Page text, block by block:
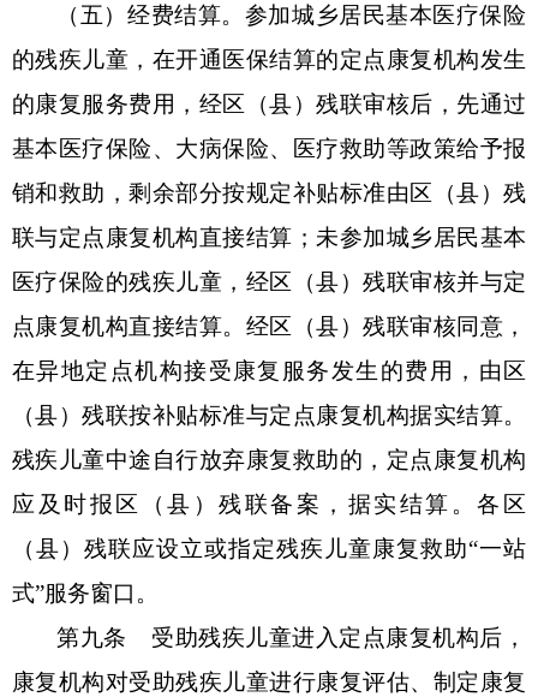
（五）经费结算。 参加城乡居民基本医疗保险
的残疾儿童，在开通医保结算的定点康复机构发生
的康复服务费用，经区（县）残联审核后，先通过
基本医疗保险、大病保险、医疗救助等政策给予报
销和救助，剩余部分按规定补贴标准由区（县）残
联与定点康复机构直接结算；未参加城乡居民基本
医疗保险的残疾儿童，经区（县）残联审核并与定
点康复机构直接结算。经区 （县）残联审核同意，
在异地定点机构接受康复服务发生的费用，由区
（县）残联按补贴标准与定点康复机构据实结算。
残疾儿童中途自行放弃康复救助的，定点康复机构
应及时报区（县）残联备案，据实结算。各 区
（县）残联应设立或指定残疾儿童康复救助“一站
式”服务窗口。
第九条
受助残疾儿童进入定点康复机构后，
康复机构对受助残疾儿童进行康复评估、制定康复